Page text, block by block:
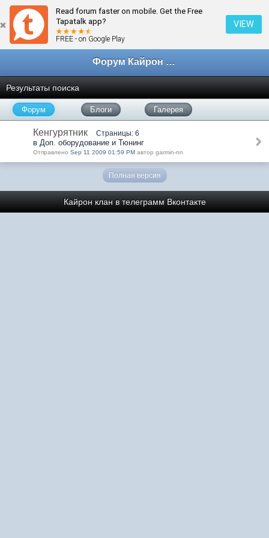
Read forum faster on mobile. Get the Free
Tapatalk app?
FREE - on Google Play
VIEW
Форум Кайрон клана
Результаты поиска
Форум Блоги Галерея
Кенгурятник Страницы: 6
в Доп. оборудование и Тюнинг
Отправлено Sep 11 2009 01:59 PM автор garmin-nn
Полная версия
Кайрон клан в телеграмм Вконтакте